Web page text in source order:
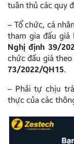
tuân thủ các quy
– Tổ chức, cá
tham gia đấu giá
Nghị định 39/
chức đấu giá
73/2022/QH15.
– Phải tự chịu
thực của các